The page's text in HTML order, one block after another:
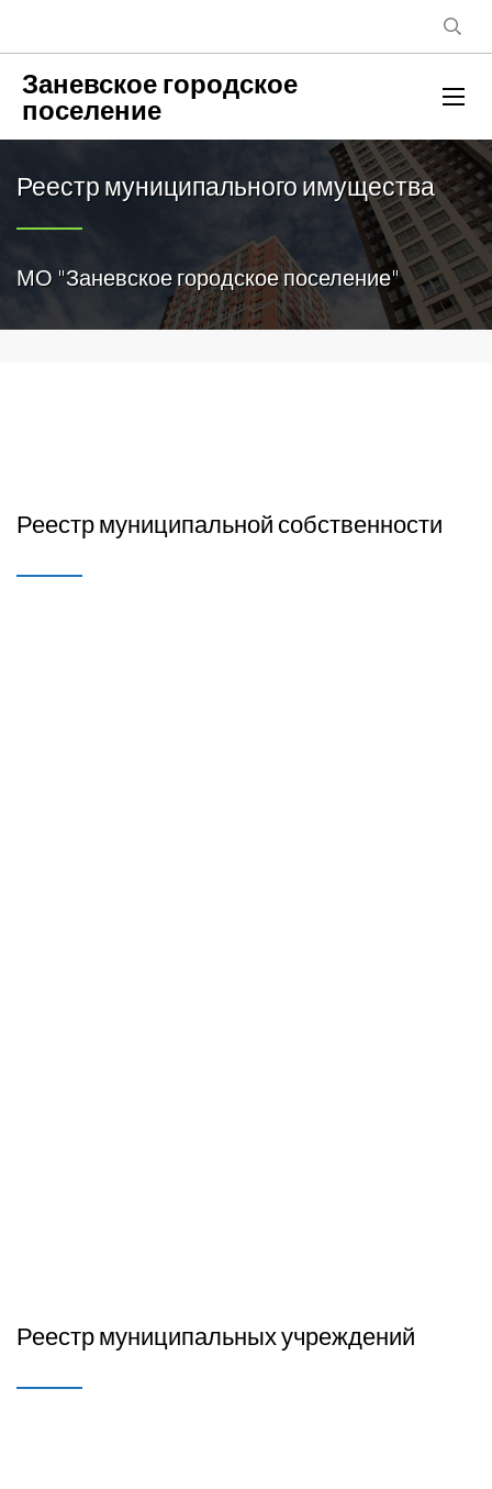
Заневское городское
поселение
Реестр муниципального имущества
МО "Заневское городское поселение"
Реестр муниципальной собственности
Реестр муниципальных учреждений